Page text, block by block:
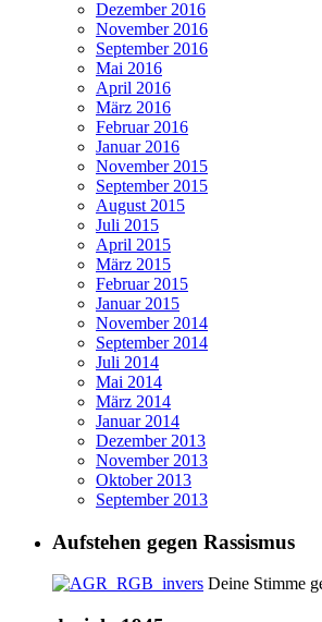
Dezember 2016
November 2016
September 2016
Mai 2016
April 2016
März 2016
Februar 2016
Januar 2016
November 2015
September 2015
August 2015
Juli 2015
April 2015
März 2015
Februar 2015
Januar 2015
November 2014
September 2014
Juli 2014
Mai 2014
März 2014
Januar 2014
Dezember 2013
November 2013
Oktober 2013
September 2013
Aufstehen gegen Rassismus
Deine Stimme